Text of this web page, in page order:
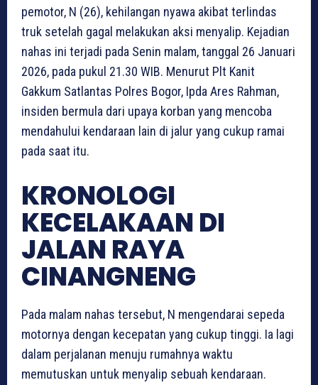
pemotor, N (26), kehilangan nyawa akibat terlindas
truk setelah gagal melakukan aksi menyalip. Kejadian
nahas ini terjadi pada Senin malam, tanggal 26 Januari
2026, pada pukul 21.30 WIB. Menurut Plt Kanit
Gakkum Satlantas Polres Bogor, Ipda Ares Rahman,
insiden bermula dari upaya korban yang mencoba
mendahului kendaraan lain di jalur yang cukup ramai
pada saat itu.
KRONOLOGI
KECELAKAAN DI
JALAN RAYA
CINANGNENG
Pada malam nahas tersebut, N mengendarai sepeda
motornya dengan kecepatan yang cukup tinggi. Ia lagi
dalam perjalanan menuju rumahnya waktu
memutuskan untuk menyalip sebuah kendaraan.